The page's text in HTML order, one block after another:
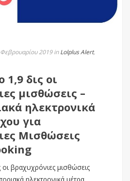
2019inLolplus Alert,
δις οι
μισθώσεις –
ηλεκτρονικά
για
Μισθώσεις
βραχυχρόνιες μισθώσεις
ηλεκτρονικά μέτρα